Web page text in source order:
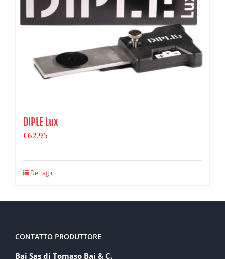
DIPLE Lux
€62.95
Dettagli
CONTATTO PRODUTTORE
Baj Sas di Tomaso Baj & C.